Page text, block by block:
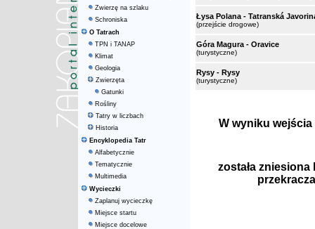
Zwierzę na szlaku
Schroniska
O Tatrach
TPN i TANAP
Klimat
Geologia
Zwierzęta
Gatunki
Rośliny
Tatry w liczbach
Historia
Encyklopedia Tatr
Alfabetycznie
Tematycznie
Multimedia
Wycieczki
Zaplanuj wycieczkę
Miejsce startu
Miejsce docelowe
Łysa Polana - Tatranská
(przejście drogowe)
Góra Magura - Oravice
(turystyczne)
Rysy - Rysy
(turystyczne)
W wyniku
została